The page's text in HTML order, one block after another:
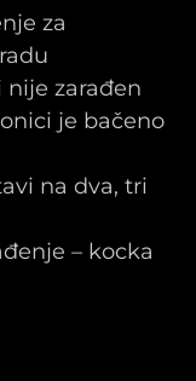
za
zarađen
je bačeno
na dva, tri
– kocka